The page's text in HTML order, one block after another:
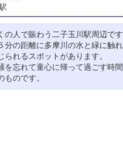
の人で賑わう二子玉川駅周辺です
分の距離に多摩川の水と緑に触
られるスポットがあります。
を忘れて童心に帰って過ごす時
ものです。